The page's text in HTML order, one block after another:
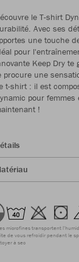
le T-shirt
Avec ses
une touche
pour
Keep Dry
procure une
t-shirt : il est
pour
!
microfines transportent
de vous refroidir pendant le
à sec